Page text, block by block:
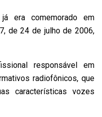
era comemorado em
de 24 de julho de 2006,
responsável em
radiofônicos, que
características vozes